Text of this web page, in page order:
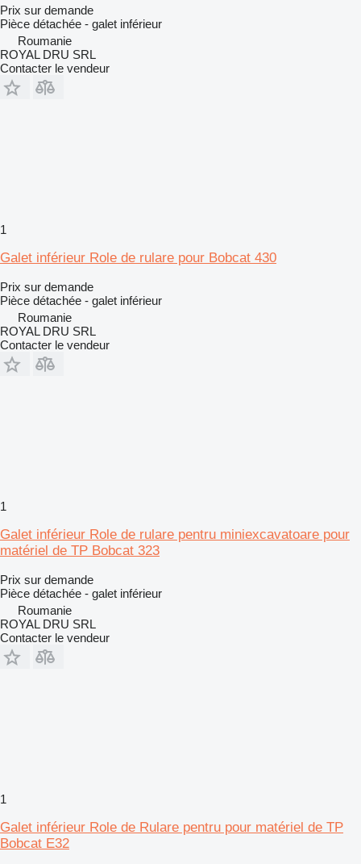
Prix sur demande
Pièce détachée - galet inférieur
Roumanie
ROYAL DRU SRL
Contacter le vendeur
1
Galet inférieur Role de rulare pour Bobcat 430
Prix sur demande
Pièce détachée - galet inférieur
Roumanie
ROYAL DRU SRL
Contacter le vendeur
1
Galet inférieur Role de rulare pentru miniexcavatoare pour
matériel de TP Bobcat 323
Prix sur demande
Pièce détachée - galet inférieur
Roumanie
ROYAL DRU SRL
Contacter le vendeur
1
Galet inférieur Role de Rulare pentru pour matériel de TP
Bobcat E32